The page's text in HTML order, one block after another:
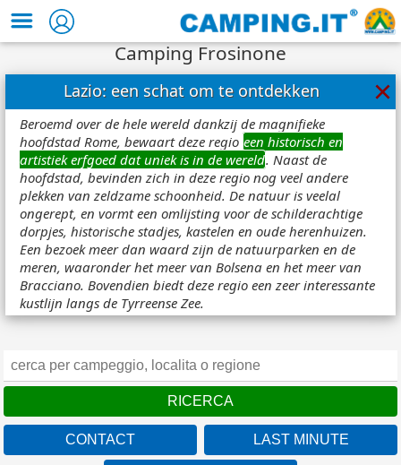
Camping Frosinone
Lazio: een schat om te ontdekken ×
Beroemd over de hele wereld dankzij de magnifieke
hoofdstad Rome, bewaart deze regio een historisch en
artistiek erfgoed dat uniek is in de wereld. Naast de
hoofdstad, bevinden zich in deze regio nog veel andere
plekken van zeldzame schoonheid. De natuur is veelal
ongerept, en vormt een omlijsting voor de schilderachtige
dorpjes, historische stadjes, kastelen en oude herenhuizen.
Een bezoek meer dan waard zijn de natuurparken en de
meren, waaronder het meer van Bolsena en het meer van
Bracciano. Bovendien biedt deze regio een zeer interessante
kustlijn langs de Tyrreense Zee.
CONTACT LAST MINUTE